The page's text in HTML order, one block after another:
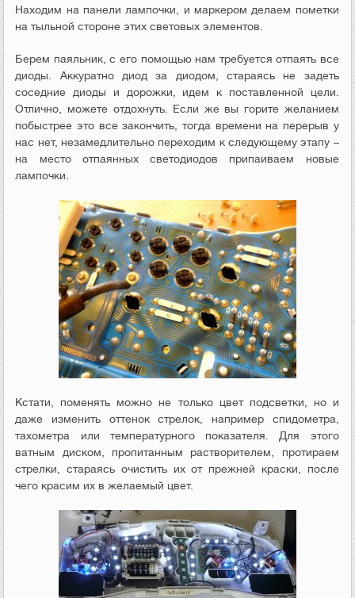
Находим на панели лампочки, и маркером делаем пометки
на тыльной стороне этих световых элементов.
Берем паяльник, с его помощью нам требуется отпаять все
диоды. Аккуратно диод за диодом, стараясь не задеть
соседние диоды и дорожки, идем к поставленной цели.
Отлично, можете отдохнуть. Если же вы горите желанием
побыстрее это все закончить, тогда времени на перерыв у
нас нет, незамедлительно переходим к следующему этапу –
на место отпаянных светодиодов припаиваем новые
лампочки.
Кстати, поменять можно не только цвет подсветки, но и
даже изменить оттенок стрелок, например спидометра,
тахометра или температурного показателя. Для этого
ватным диском, пропитанным растворителем, протираем
стрелки, стараясь очистить их от прежней краски, после
чего красим их в желаемый цвет.